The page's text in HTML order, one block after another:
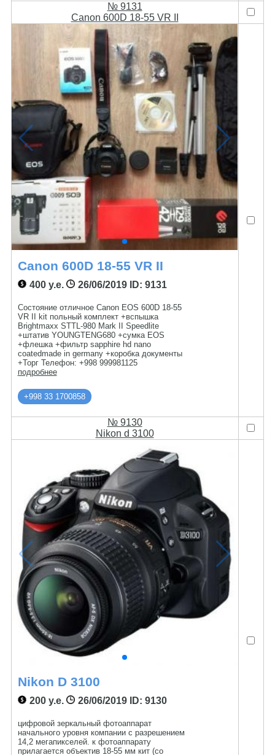
№ 9131
Canon 600D 18-55 VR II
Canon 600D 18-55 VR II
400 у.е. 26/06/2019ID: 9131
Состояние отличное Canon EOS 600D 18-55
VR II kit польный комплект +вспышка
Brightmaxx STTL-980 Mark II Speedlite
+штатив YOUNGTENG680 +сумка EOS
+флешка +фильтр sapphire hd nano
coatedmade in germany +коробка документы
+Торг Телефон: +998 999981125
подробнее
+998 33 1700858
№ 9130
Nikon d 3100
Nikon D 3100
200 у.е. 26/06/2019ID: 9130
цифровой зеркальный фотоаппарат
начального уровня компании с разрешением
14,2 мегапикселей. к фотоаппарату
прилагается объектив 18-55 мм кит (со